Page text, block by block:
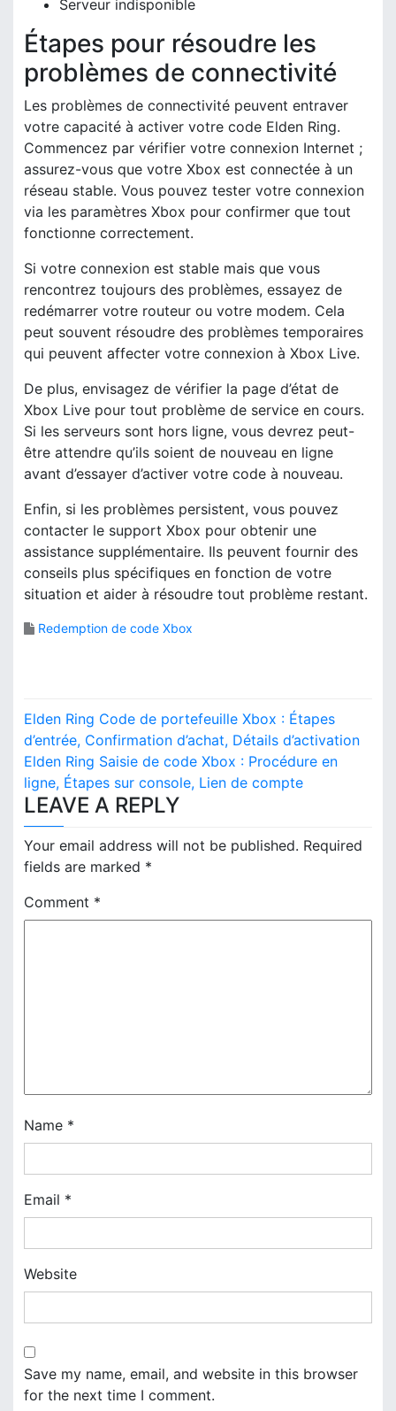
Serveur indisponible
Étapes pour résoudre les
problèmes de connectivité
Les problèmes de connectivité peuvent entraver
votre capacité à activer votre code Elden Ring.
Commencez par vérifier votre connexion Internet ;
assurez-vous que votre Xbox est connectée à un
réseau stable. Vous pouvez tester votre connexion
via les paramètres Xbox pour confirmer que tout
fonctionne correctement.
Si votre connexion est stable mais que vous
rencontrez toujours des problèmes, essayez de
redémarrer votre routeur ou votre modem. Cela
peut souvent résoudre des problèmes temporaires
qui peuvent affecter votre connexion à Xbox Live.
De plus, envisagez de vérifier la page d’état de
Xbox Live pour tout problème de service en cours.
Si les serveurs sont hors ligne, vous devrez peut-
être attendre qu’ils soient de nouveau en ligne
avant d’essayer d’activer votre code à nouveau.
Enfin, si les problèmes persistent, vous pouvez
contacter le support Xbox pour obtenir une
assistance supplémentaire. Ils peuvent fournir des
conseils plus spécifiques en fonction de votre
situation et aider à résoudre tout problème restant.
Redemption de code Xbox
P
o
s
t
n
a
v
o
n
Elden Ring Code de portefeuille Xbox : Étapes
d’entrée, Confirmation d’achat, Détails d’activation
Elden Ring Saisie de code Xbox : Procédure en
ligne, Étapes sur console, Lien de compte
LEAVE A REPLY
Your email address will not be published. Required
fields are marked *
Comment *
Name *
Email *
Website
Save my name, email, and website in this browser
for the next time I comment.